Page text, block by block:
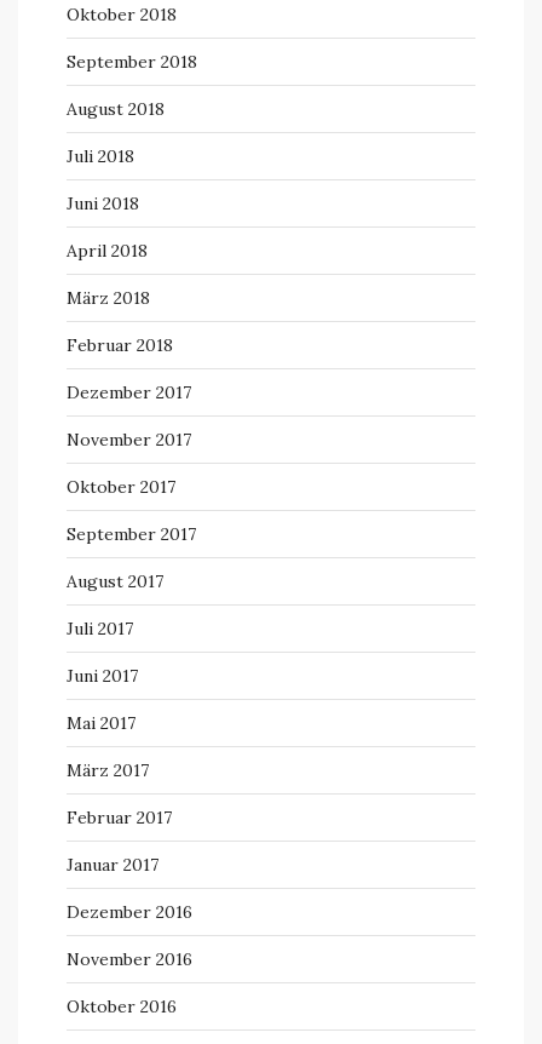
Oktober 2018
September 2018
August 2018
Juli 2018
Juni 2018
April 2018
März 2018
Februar 2018
Dezember 2017
November 2017
Oktober 2017
September 2017
August 2017
Juli 2017
Juni 2017
Mai 2017
März 2017
Februar 2017
Januar 2017
Dezember 2016
November 2016
Oktober 2016